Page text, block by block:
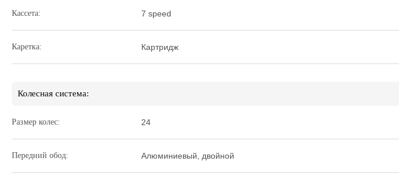
Кассета: 7 speed
Каретка: Картридж
Колесная система:
Размер колес: 24
Передний обод: Алюминиевый, двойной